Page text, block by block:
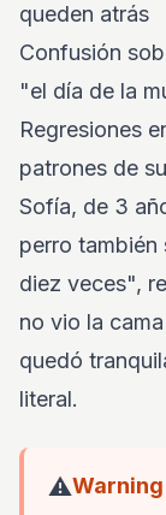
queden atrás
Confusión
"el día de la
Regresiones
patrones de
Sofía, de 3
perro también
diez veces",
no vio la
quedó
literal.
⚠️Warning